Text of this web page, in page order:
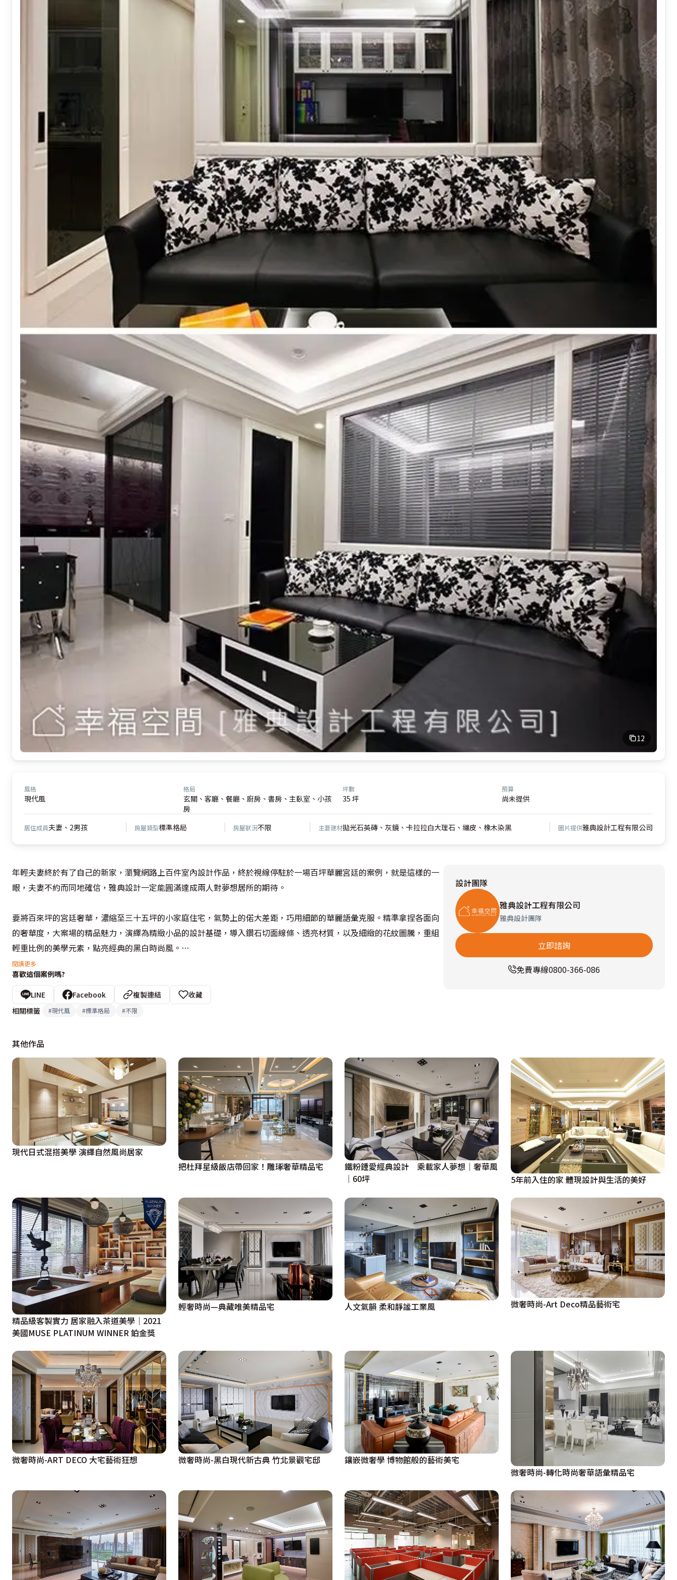
12
風格
現代風
格局
玄關、客廳、餐廳、廚房、書房、主臥室、小孩
房
坪數
35 坪
預算
尚未提供
居住成員夫妻、2男孩 房屋類型標準格局 房屋狀況不限 主要建材拋光石英磚、灰鏡、卡拉拉白大理石、繃皮、橡木染黑 圖片提供雅典設計工程有限公司
年輕夫妻終於有了自己的新家，瀏覽網路上百件室內設計作品，終於視線停駐於一場百坪華麗宮廷的案例，就是這樣的一
眼，夫妻不約而同地確信，雅典設計一定能圓滿達成兩人對夢想居所的期待。
要將百來坪的宮廷奢華，濃縮至三十五坪的小家庭住宅，氣勢上的偌大差距，巧用細節的華麗語彙克服。精準拿捏各面向
的奢華度，大案場的精品魅力，演繹為精緻小品的設計基礎，導入鑽石切面線條、透亮材質，以及細緻的花紋圖騰，重組
輕重比例的美學元素，點亮經典的黑白時尚風。
玄關鏤空鞋櫃中段，改以燈光與鏡面襯底，轉折延伸至餐廳的菱格鏡，侷促的走道頓時明亮不少，順勢消弭狹窄空間的壓
迫。一盞透亮的水晶主燈，為相連的客、餐廳綻放華麗光采，依循L型沙發椅發展電視牆主題，漆皮材質延續低調黑潮，
對應後方不對稱的白色框架，體現形的創意延伸。
融入拉門的精緻藝術，足見設計者的細膩心思，書房拉門噴砂霧面，保留華麗圖騰的透亮，增強隱私性；而廚房拉門趣味
擷取華麗宮廷的精髓，將大宅之美轉移為設計元素，重新調整適當的輕重比例，夫妻倆的首購新家，在雅典設計的規劃
下，幻化為夢想中的精品屋。
閱讀更多
喜歡這個案例嗎?
LINE Facebook 複製連結
收藏
相關標籤
#現代風 #標準格局 #不限
設計團隊
雅典設計工程有限公司
雅典設計團隊
立即諮詢
免費專線0800-366-086
其他作品
現代日式混搭美學 演繹自然風尚居家
把杜拜星級飯店帶回家！雕琢奢華精品宅
鐵粉鍾愛經典設計 乘載家人夢想｜奢華風
｜60坪
5年前入住的家 體現設計與生活的美好
精品級客製實力 居家融入茶道美學｜2021
美國MUSE PLATINUM WINNER 鉑金獎
輕奢時尚—典藏唯美精品宅 人文氣韻 柔和靜謐工業風 微奢時尚-Art Deco精品藝術宅
微奢時尚-ART DECO 大宅藝術狂想 微奢時尚-黑白現代新古典 竹北景觀宅邸
鑲嵌微奢學 博物館般的藝術美宅
微奢時尚-轉化時尚奢華語彙精品宅